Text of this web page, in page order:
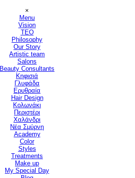
×
Menu
Vision
TEO
Philosophy
Our Story
Artistic team
Salons
Beauty Consultants
Κηφισιά
Γλυφάδα
Ερυθραία
Hair Design▼
Κολωνάκι
Περιστέρι
Χαλάνδρι
Νέα Σμύρνη
Academy
Color
Styles
Treatments
Make up
My Special Day